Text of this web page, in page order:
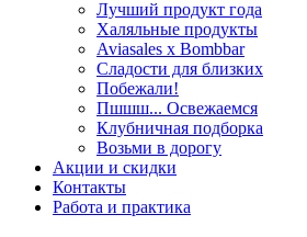
Лучший продукт года
Халяльные продукты
Aviasales x Bombbar
Сладости для близких
Побежали!
Пшшш... Освежаемся
Клубничная подборка
Возьми в дорогу
Акции и скидки
Контакты
Работа и практика